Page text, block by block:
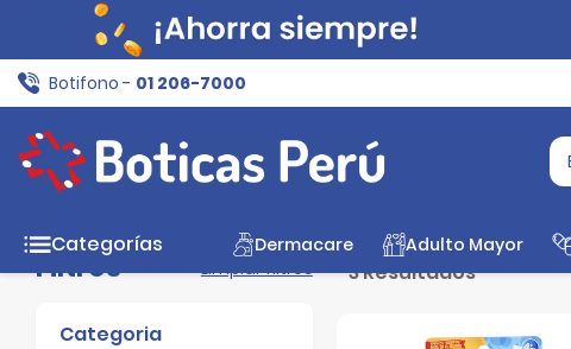
Botifono - 01 206-7000
Categorías Dermacare Adulto Mayor
Filtros Limpiar filtros
Categoria
3 Resultados